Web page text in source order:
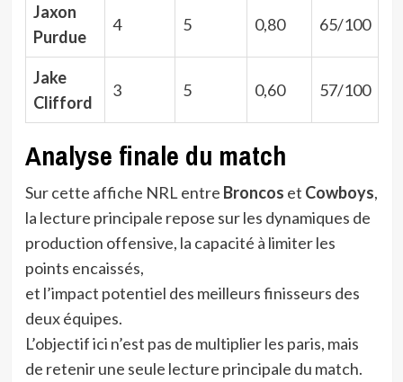
Jaxon
Purdue
4 5 0,80 65/100
Jake
Clifford
3 5 0,60 57/100
Analyse finale du match
Sur cette affiche NRL entre Broncos et Cowboys,
la lecture principale repose sur les dynamiques de
production offensive, la capacité à limiter les
points encaissés,
et l’impact potentiel des meilleurs finisseurs des
deux équipes.
L’objectif ici n’est pas de multiplier les paris, mais
de retenir une seule lecture principale du match.